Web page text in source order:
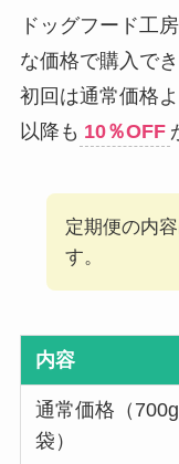
ドッグフード工
な価格で購入で
初回は通常価格よ
以降も 10％OFF
定期便の内
す。
内容
通常価格（
袋）